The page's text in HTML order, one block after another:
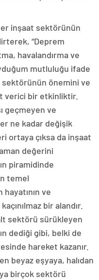
inşaat sektörünün
“Deprem
havalandırma ve
mutluluğu ifade
önemini ve
verici bir etkinliktir.
geçmeyen ve
ne kadar değişik
ortaya çıksa da inşaat
değerini
piramidinde
temel
ve
bir alandır.
sektörü sürükleyen
dediği gibi, belki de
hareket kazanır.
beyaz eşyaya, halıdan
birçok sektörü